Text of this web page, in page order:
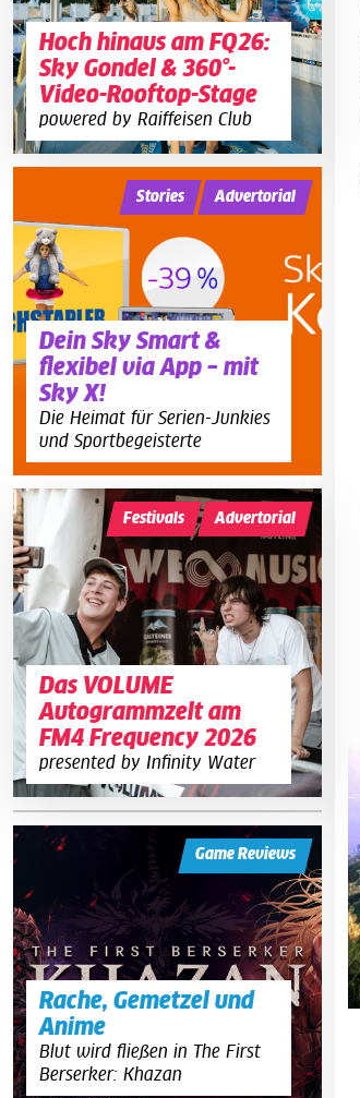
Hoch hinaus am FQ26:
Sky Gondel & 360°-
Video-Rooftop-Stage
powered by Raiffeisen Club
Dein Sky Smart &
flexibel via App – mit
Sky X!
Die Heimat für Serien-Junkies
und Sportbegeisterte
Stories Advertorial
Das VOLUME
Autogrammzelt am
FM4 Frequency 2026
presented by Infinity Water
Festivals Advertorial
Rache, Gemetzel und
Anime
Blut wird fließen in The First
Berserker: Khazan
Game Reviews